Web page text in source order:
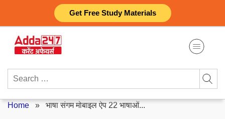
Get Free Study Materials
content
Search
Home » भाषा संगम मोबाइल ऐप 22 भाषाओं...